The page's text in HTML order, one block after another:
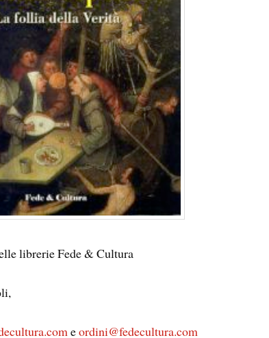
librerie Fede & Cultura
eordini@fedecultura.com